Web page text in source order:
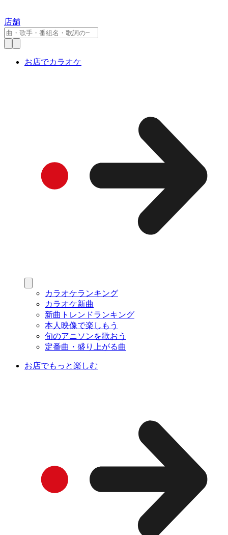
店舗
お店でカラオケ
カラオケランキング
カラオケ新曲
新曲トレンドランキング
本人映像で楽しもう
旬のアニソンを歌おう
定番曲・盛り上がる曲
お店でもっと楽しむ